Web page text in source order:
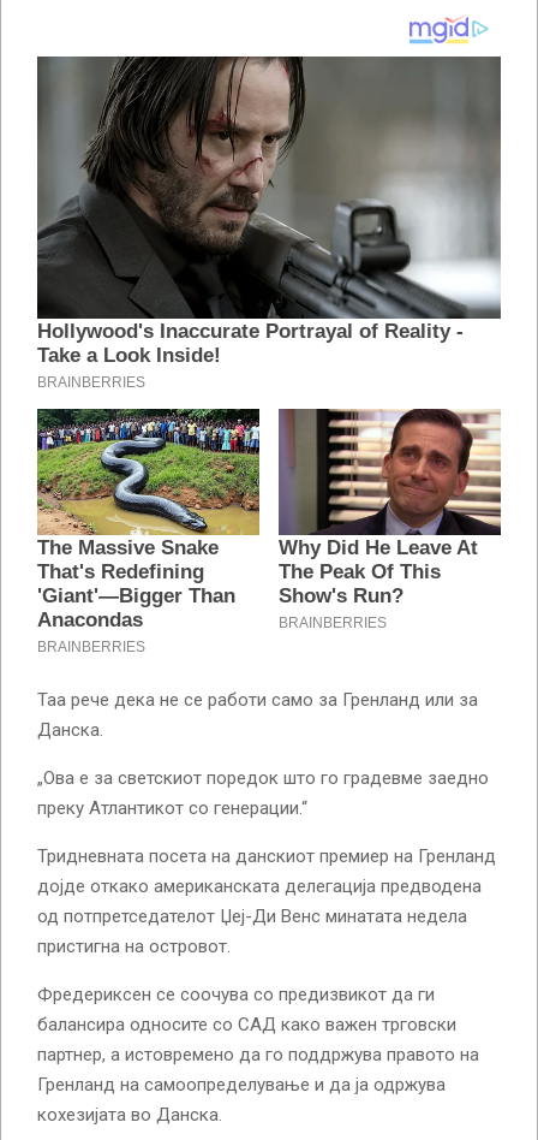
Таа рече дека не се работи само за Гренланд или за
Данска.
„Ова е за светскиот поредок што го градевме заедно
преку Атлантикот со генерации.“
Тридневната посета на данскиот премиер на Гренланд
дојде откако американската делегација предводена
од потпретседателот Џеј-Ди Венс минатата недела
пристигна на островот.
Фредериксен се соочува со предизвикот да ги
балансира односите со САД како важен трговски
партнер, а истовремено да го поддржува правото на
Гренланд на самоопределување и да ја одржува
кохезијата во Данска.